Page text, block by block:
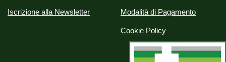
Iscrizione alla Newsletter Modalità di Pagamento
Cookie Policy